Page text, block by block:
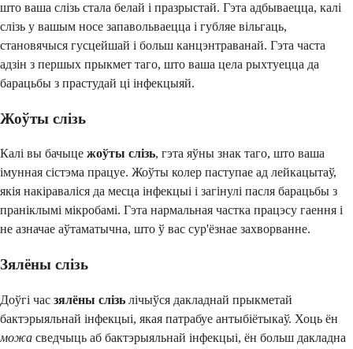
што ваша слізь стала белай і празрыстай. Гэта адбываецца, калі
слізь у вашым носе запавольваецца і губляе вільгаць,
становячыся гусцейшай і больш канцэнтраванай. Гэта часта
адзін з першых прыкмет таго, што ваша цела рыхтуецца да
барацьбы з прастудай ці інфекцыяй.
Жоўты слізь
Калі вы бачыце жоўты слізь, гэта яўны знак таго, што ваша
імунная сістэма працуе. Жоўты колер паступае ад лейкацытаў,
якія накіраваліся да месца інфекцыі і загінулі пасля барацьбы з
праніклымі мікробамі. Гэта нармальная частка працэсу гаення і
не азначае аўтаматычна, што ў вас сур'ёзнае захворванне.
Зялёны слізь
Доўгі час зялёны слізь лічыўся дакладнай прыкметай
бактэрыяльнай інфекцыі, якая патрабуе антыбіётыкаў. Хоць ён
можа сведчыць аб бактэрыяльнай інфекцыі, ён больш дакладна